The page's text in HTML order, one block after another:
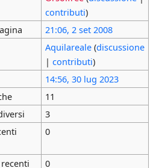
contributi)
21:06, 2 set 2008
Aquilareale (discussione
| contributi)
14:56, 30 lug 2023
11
3
0
0